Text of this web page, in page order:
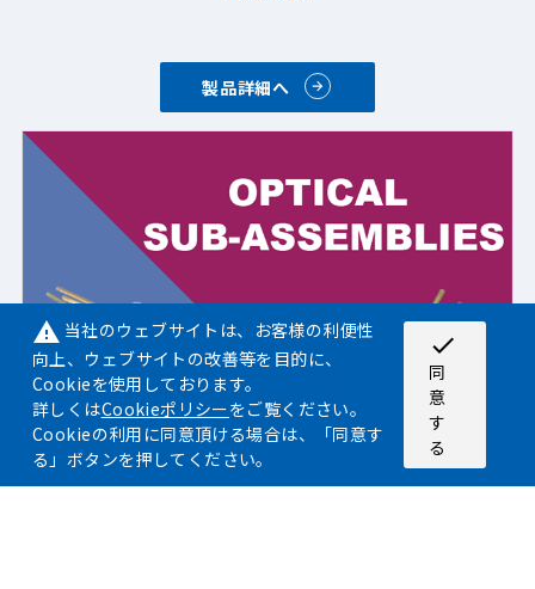
製品詳細へ
warning 当社のウェブサイトは、お客様の利便性
向上、ウェブサイトの改善等を目的に、
Cookieを使用しております。
詳しくはCookieポリシーをご覧ください。
Cookieの利用に同意頂ける場合は、「同意す
る」ボタンを押してください。
check
同
意
す
る